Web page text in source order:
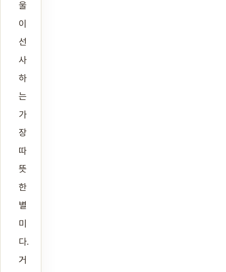
울
이
선
사
하
는
가
장
따
뜻
한
별
미
다.
거